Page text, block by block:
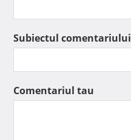
Subiectul comentariului
Comentariul tau